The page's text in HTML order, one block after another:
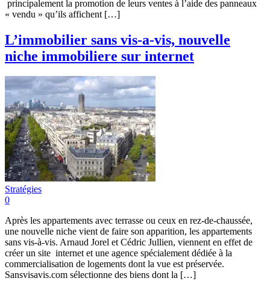
principalement la promotion de leurs ventes à l’aide des panneaux
« vendu » qu’ils affichent […]
L’immobilier sans vis-a-vis, nouvelle
niche immobiliere sur internet
Stratégies
0
Après les appartements avec terrasse ou ceux en rez-de-chaussée,
une nouvelle niche vient de faire son apparition, les appartements
sans vis-à-vis. Arnaud Jorel et Cédric Jullien, viennent en effet de
créer un site internet et une agence spécialement dédiée à la
commercialisation de logements dont la vue est préservée.
Sansvisavis.com sélectionne des biens dont la […]